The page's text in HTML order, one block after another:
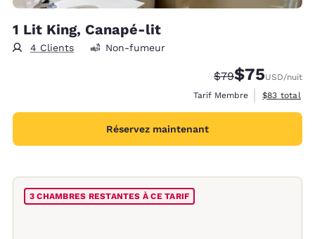
1 Lit King, Canapé-lit
4 Clients Non-fumeur
Tarif barré :
$79Tarif réduit :
$75USD/nuit
Tarif Membre
Afficher les
$83 total
Réservez maintenant
3 CHAMBRES RESTANTES À CE TARIF